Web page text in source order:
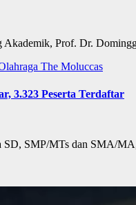
Prof. Dr.
The Moluccas
3.323 Peserta Terdaftar
SMP/MTs dan SMA/